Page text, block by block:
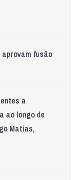
fusão
a
ao longo de
Matias,